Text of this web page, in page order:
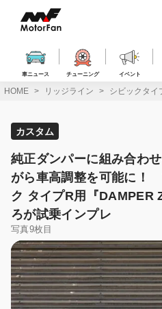
ス
車ニュース チューニング イベント
HOME リッジライン シビックタイ
カスタム
純正ダンパーに組み合わ
がら車高調整を可能に！
ク タイプR用『DAMPER
ろが試乗インプレ
写真9枚目